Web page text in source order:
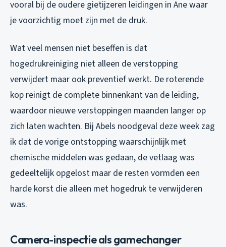
vooral bij de oudere gietijzeren leidingen in Ane waar
je voorzichtig moet zijn met de druk.
Wat veel mensen niet beseffen is dat
hogedrukreiniging niet alleen de verstopping
verwijdert maar ook preventief werkt. De roterende
kop reinigt de complete binnenkant van de leiding,
waardoor nieuwe verstoppingen maanden langer op
zich laten wachten. Bij Abels noodgeval deze week zag
ik dat de vorige ontstopping waarschijnlijk met
chemische middelen was gedaan, de vetlaag was
gedeeltelijk opgelost maar de resten vormden een
harde korst die alleen met hogedruk te verwijderen
was.
Camera-inspectie als gamechanger